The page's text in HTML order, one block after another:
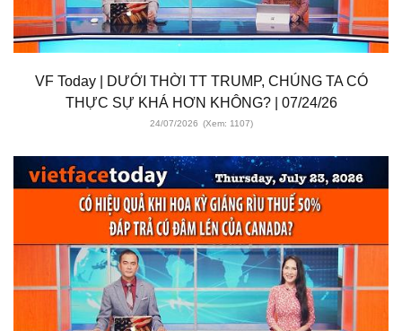
VF Today | DƯỚI THỜI TT TRUMP, CHÚNG TA CÓ
THỰC SỰ KHÁ HƠN KHÔNG? | 07/24/26
24/07/2026 (Xem: 1107)